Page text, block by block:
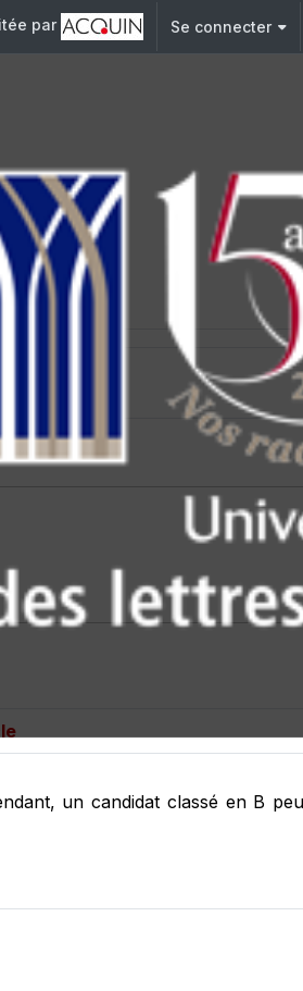
par Se connecter
un candidat classé en B